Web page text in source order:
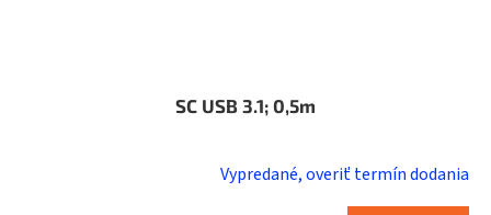
SC USB 3.1; 0,5m
Vypredané, overiť termín dodania